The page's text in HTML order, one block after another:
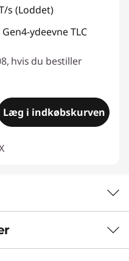
s (Loddet)
Gen4-ydeevne TLC
hvis du bestiller
Læg i indkøbskurven
for dig